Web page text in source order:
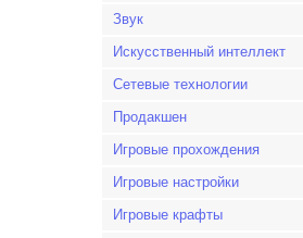
Звук
Искусственный интеллект
Сетевые технологии
Продакшен
Игровые прохождения
Игровые настройки
Игровые крафты